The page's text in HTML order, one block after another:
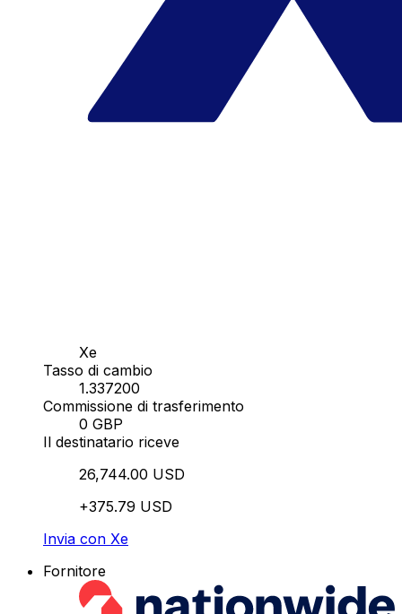
Xe
Tasso di cambio
1.337200
Commissione di trasferimento
0 GBP
Il destinatario riceve
26,744.00 USD
+375.79 USD
Invia con Xe
Fornitore